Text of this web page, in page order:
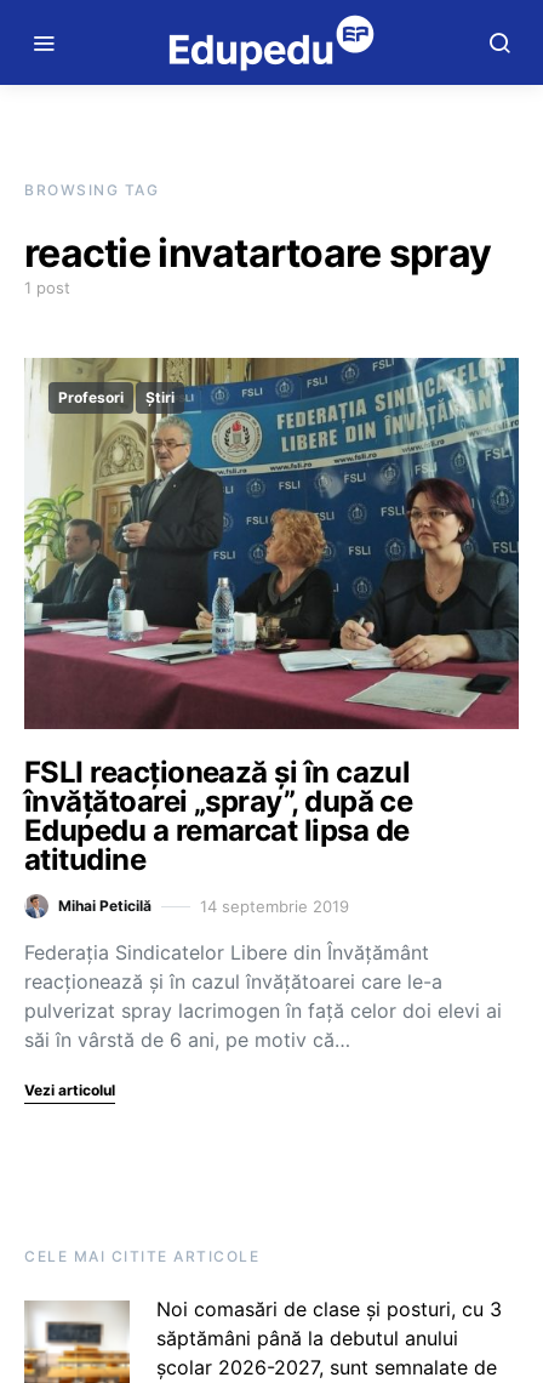
BROWSING TAG
reactie invatartoare spray
1 post
Profesori Știri
FSLI reacționează și în cazul
învățătoarei „spray”, după ce
Edupedu a remarcat lipsa de
atitudine
Mihai Peticilă 14 septembrie 2019
Federaţia Sindicatelor Libere din Învăţământ
reacționează și în cazul învățătoarei care le-a
pulverizat spray lacrimogen în față celor doi elevi ai
săi în vârstă de 6 ani, pe motiv că…
Vezi articolul
CELE MAI CITITE ARTICOLE
Noi comasări de clase și posturi, cu 3
săptămâni până la debutul anului
școlar 2026-2027, sunt semnalate de